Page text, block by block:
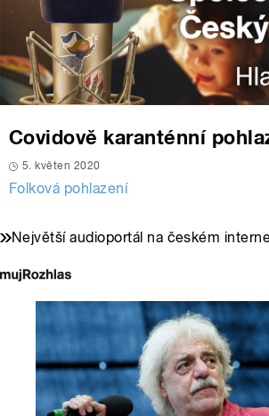
Covidově karanténní
5. květen 2020
Folková pohlazení
Největší audioportál na českém